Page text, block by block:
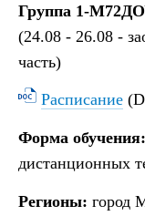
Группа 1-
(24.08 - 26.08 -
часть)
Расписание
Форма обучения:
дистанционных
Регионы: город